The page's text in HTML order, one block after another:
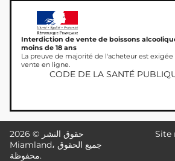
Interdiction de vente de boissons
moins de 18 ans
La preuve de majorité de l'acheteur est
vente en ligne.
CODE DE LA SANTÉ
حقوق النشر © 2026
Miamland، جميع الحقوق
محفوظة.
Site